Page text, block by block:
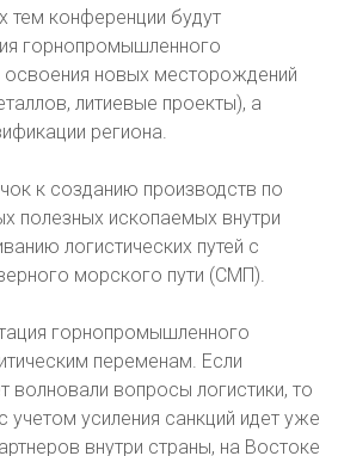
тем конференции будут
горнопромышленного
освоения новых месторождений
литиевые проекты), а
региона.
к созданию производств по
полезных ископаемых внутри
логистических путей с
морского пути (СМП).
горнопромышленного
переменам. Если
волновали вопросы логистики, то
учетом усиления санкций идет уже
внутри страны, на Востоке